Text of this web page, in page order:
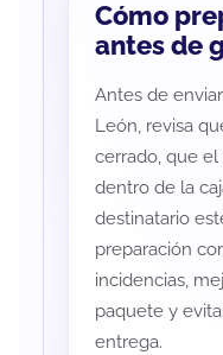
Cómo
antes de
Antes de
León, revisa
cerrado, que
dentro de la
destinatario
preparación
incidencias,
paquete y
entrega.